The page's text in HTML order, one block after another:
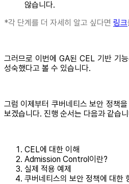
않습니다.
*각 단계를 더 자세히 알고 싶다면 링크
그러므로 이번에 GA된 CEL 기반 기
성숙했다고 볼 수 있습니다.
그럼 이제부터 쿠버네티스 보안 정책
보겠습니다. 진행 순서는 다음과 같습
CEL에 대한 이해
Admission Control이란?
실제 적용 예제
쿠버네티스의 보안 정책에 대한